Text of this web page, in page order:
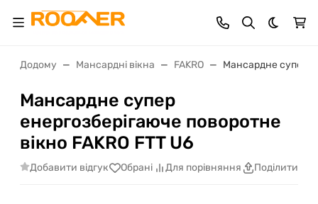
Dark
Додому Мансардні вікна FAKRO Мансардне супер
Мансардне супер
енергозберігаюче поворотне
вікно FAKRO FTT U6
Добавити відгук Обрані Для порівняння Поділитися